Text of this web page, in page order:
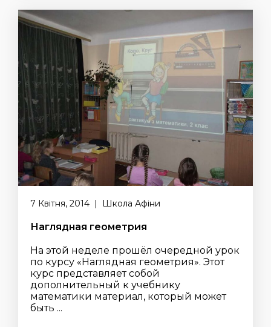
7 Квітня, 2014 | Школа Афіни
Наглядная геометрия
На этой неделе прошёл очередной урок
по курсу «Наглядная геометрия». Этот
курс представляет собой
дополнительный к учебнику
математики материал, который может
быть ...